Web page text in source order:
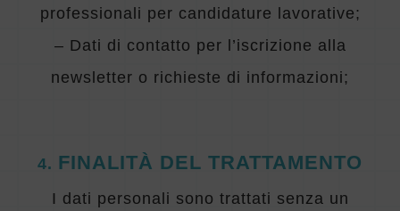
professionali per candidature lavorative;
– Dati di contatto per l’iscrizione alla
newsletter o richieste di informazioni;
4. FINALITÀ DEL TRATTAMENTO
I dati personali sono trattati senza un